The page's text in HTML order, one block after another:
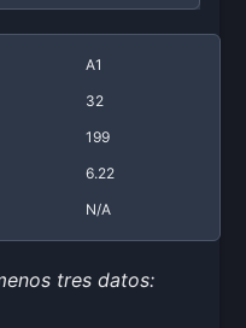
A1
32
199
6.22
N/A
tres datos: